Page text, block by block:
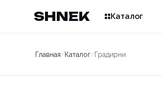
SHNEK Каталог
Главная/Каталог/Градирни